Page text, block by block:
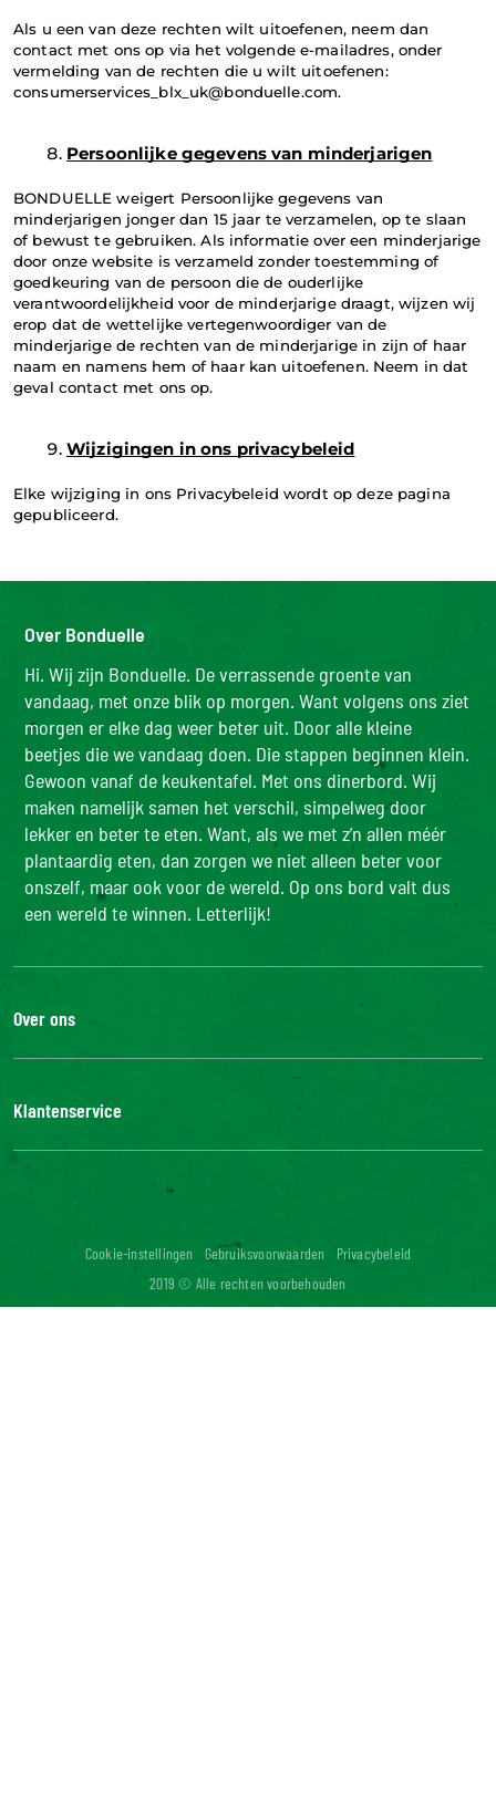
Als u een van deze rechten wilt uitoefenen, neem dan
contact met ons op via het volgende e-mailadres, onder
vermelding van de rechten die u wilt uitoefenen:
consumerservices_blx_uk@bonduelle.com.
Persoonlijke gegevens van minderjarigen
BONDUELLE weigert Persoonlijke gegevens van
minderjarigen jonger dan 15 jaar te verzamelen, op te slaan
of bewust te gebruiken. Als informatie over een minderjarige
door onze website is verzameld zonder toestemming of
goedkeuring van de persoon die de ouderlijke
verantwoordelijkheid voor de minderjarige draagt, wijzen wij
erop dat de wettelijke vertegenwoordiger van de
minderjarige de rechten van de minderjarige in zijn of haar
naam en namens hem of haar kan uitoefenen. Neem in dat
geval contact met ons op.
Wijzigingen in ons privacybeleid
Elke wijziging in ons Privacybeleid wordt op deze pagina
gepubliceerd.
Over Bonduelle
Hi. Wij zijn Bonduelle. De verrassende groente van
vandaag, met onze blik op morgen. Want volgens ons ziet
morgen er elke dag weer beter uit. Door alle kleine
beetjes die we vandaag doen. Die stappen beginnen klein.
Gewoon vanaf de keukentafel. Met ons dinerbord. Wij
maken namelijk samen het verschil, simpelweg door
lekker en beter te eten. Want, als we met z’n allen méér
plantaardig eten, dan zorgen we niet alleen beter voor
onszelf, maar ook voor de wereld. Op ons bord valt dus
een wereld te winnen. Letterlijk!
Over ons
De Bonduelle groep
Bonduelle Food Service
Klantenservice
Neem contact met ons op
Cookie-instellingen Gebruiksvoorwaarden
Privacybeleid
2019 © Alle rechten voorbehouden